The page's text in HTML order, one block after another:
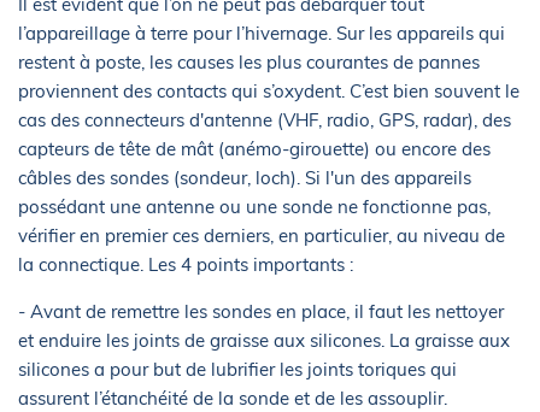
Il est évident que l’on ne peut pas débarquer tout
l’appareillage à terre pour l’hivernage. Sur les appareils qui
restent à poste, les causes les plus courantes de pannes
proviennent des contacts qui s’oxydent. C’est bien souvent le
cas des connecteurs d'antenne (VHF, radio, GPS, radar), des
capteurs de tête de mât (anémo-girouette) ou encore des
câbles des sondes (sondeur, loch). Si l'un des appareils
possédant une antenne ou une sonde ne fonctionne pas,
vérifier en premier ces derniers, en particulier, au niveau de
la connectique. Les 4 points importants :
- Avant de remettre les sondes en place, il faut les nettoyer
et enduire les joints de graisse aux silicones. La graisse aux
silicones a pour but de lubrifier les joints toriques qui
assurent l’étanchéité de la sonde et de les assouplir.